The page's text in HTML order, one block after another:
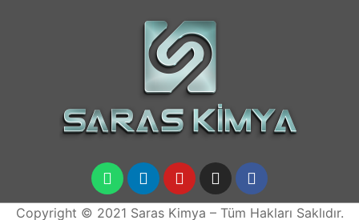
Copyright © 2021 Saras Kimya – Tüm Hakları Saklıdır.